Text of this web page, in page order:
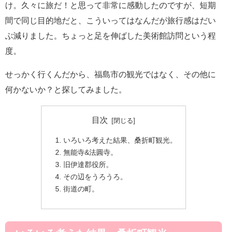
け。久々に旅だ！と思って非常に感動したのですが、短期
間で同じ目的地だと、こういってはなんだが旅行感はだい
ぶ減りました。ちょっと足を伸ばした美術館訪問という程
度。
せっかく行くんだから、福島市の観光ではなく、その他に
何かないか？と探してみました。
目次
いろいろ考えた結果、桑折町観光。
無能寺&法圓寺。
旧伊達郡役所。
その辺をうろうろ。
街道の町。